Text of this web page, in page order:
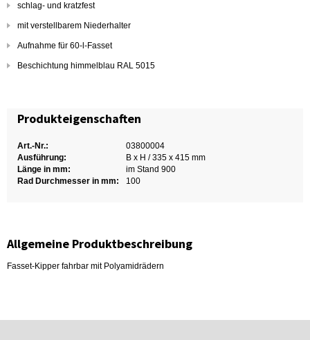
schlag- und kratzfest
mit verstellbarem Niederhalter
Aufnahme für 60-l-Fasset
Beschichtung himmelblau RAL 5015
Produkteigenschaften
Art.-Nr.:
03800004
Ausführung:
B x H / 335 x 415 mm
Länge in mm:
im Stand 900
Rad Durchmesser in mm:
100
Allgemeine Produktbeschreibung
Fasset-Kipper fahrbar mit Polyamidrädern